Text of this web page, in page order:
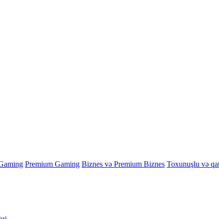
Premium Gaming Biznes və Premium Biznes Toxunuşlu və